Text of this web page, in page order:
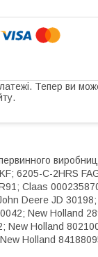
Тепер ви
6205-C-2HRS
Claas
Deere JD
New Holland
New Holland
Holland